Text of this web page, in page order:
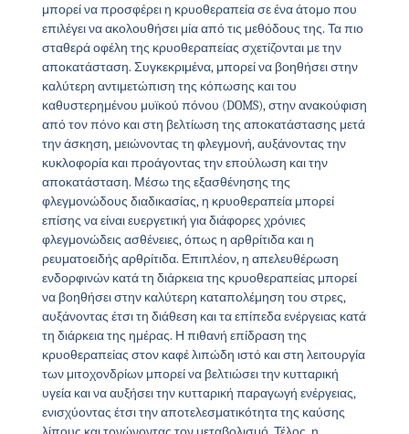
μπορεί να προσφέρει η κρυοθεραπεία σε ένα άτομο που
επιλέγει να ακολουθήσει μία από τις μεθόδους της. Τα πιο
σταθερά οφέλη της κρυοθεραπείας σχετίζονται με την
αποκατάσταση. Συγκεκριμένα, μπορεί να βοηθήσει στην
καλύτερη αντιμετώπιση της κόπωσης και του
καθυστερημένου μυϊκού πόνου (DOMS), στην ανακούφιση
από τον πόνο και στη βελτίωση της αποκατάστασης μετά
την άσκηση, μειώνοντας τη φλεγμονή, αυξάνοντας την
κυκλοφορία και προάγοντας την επούλωση και την
αποκατάσταση. Μέσω της εξασθένησης της
φλεγμονώδους διαδικασίας, η κρυοθεραπεία μπορεί
επίσης να είναι ευεργετική για διάφορες χρόνιες
φλεγμονώδεις ασθένειες, όπως η αρθρίτιδα και η
ρευματοειδής αρθρίτιδα. Επιπλέον, η απελευθέρωση
ενδορφινών κατά τη διάρκεια της κρυοθεραπείας μπορεί
να βοηθήσει στην καλύτερη καταπολέμηση του στρες,
αυξάνοντας έτσι τη διάθεση και τα επίπεδα ενέργειας κατά
τη διάρκεια της ημέρας. Η πιθανή επίδραση της
κρυοθεραπείας στον καφέ λιπώδη ιστό και στη λειτουργία
των μιτοχονδρίων μπορεί να βελτιώσει την κυτταρική
υγεία και να αυξήσει την κυτταρική παραγωγή ενέργειας,
ενισχύοντας έτσι την αποτελεσματικότητα της καύσης